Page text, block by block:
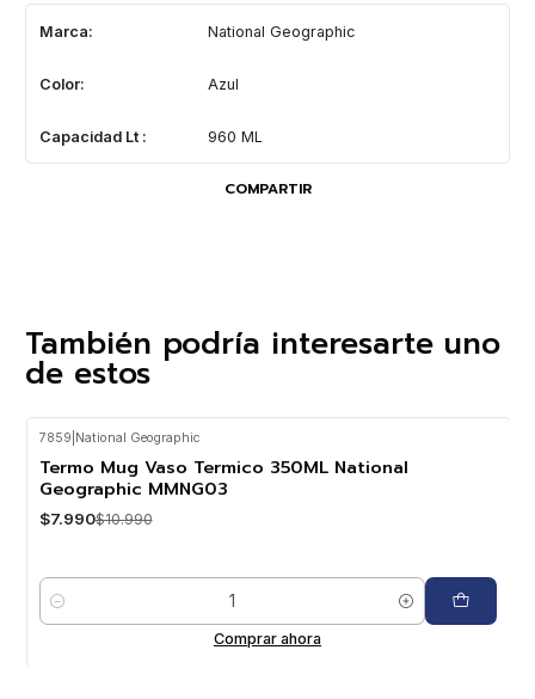
Marca: National Geographic
Color: Azul
Capacidad Lt : 960 ML
COMPARTIR
También podría interesarte uno
de estos
7859 National Geographic
Termo Mug Vaso Termico 350ML National
Geographic MMNG03
$7.990$10.990
Cantidad
Comprar ahora